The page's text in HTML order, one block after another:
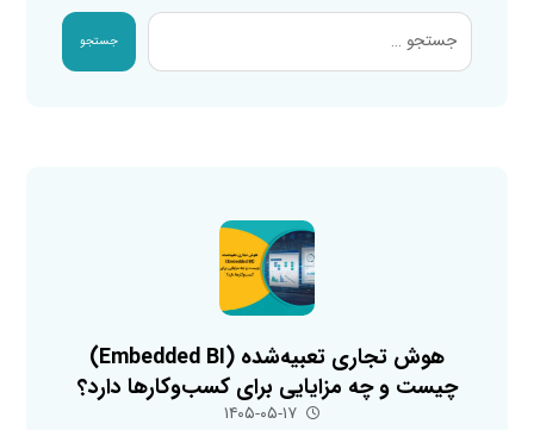
جستجو
هوش تجاری تعبیه‌شده (Embedded BI)
چیست و چه مزایایی برای کسب‌وکارها دارد؟
۱۴۰۵-۰۵-۱۷